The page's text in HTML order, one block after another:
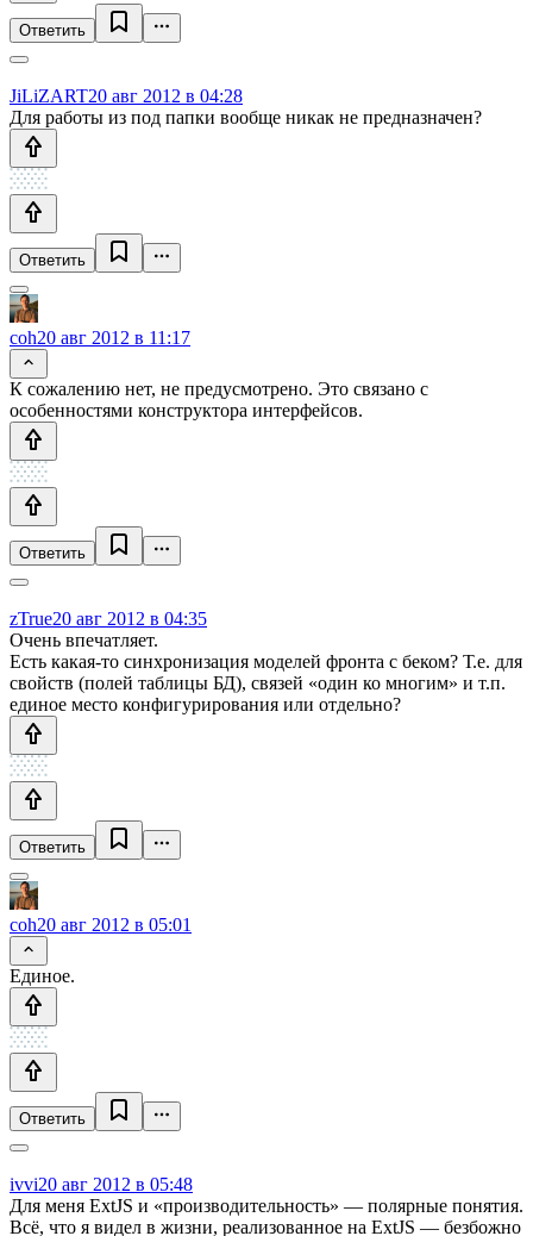
Ответить
JiLiZART20 авг 2012 в 04:28
Для работы из под папки вообще никак не предназначен?
Ответить
coh20 авг 2012 в 11:17
К сожалению нет, не предусмотрено. Это связано с
особенностями конструктора интерфейсов.
Ответить
zTrue20 авг 2012 в 04:35
Очень впечатляет.
Есть какая-то синхронизация моделей фронта с беком? Т.е. для
свойств (полей таблицы БД), связей «один ко многим» и т.п.
единое место конфигурирования или отдельно?
Ответить
coh20 авг 2012 в 05:01
Единое.
Ответить
ivvi20 авг 2012 в 05:48
Для меня ExtJS и «производительность» — полярные понятия.
Всё, что я видел в жизни, реализованное на ExtJS — безбожно